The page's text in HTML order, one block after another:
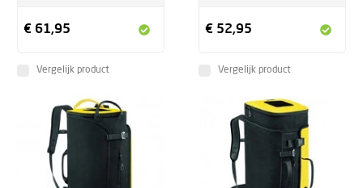
€ 61,95
Vergelijk product
€ 52,95
Vergelijk product